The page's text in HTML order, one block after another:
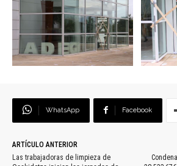
WhatsApp Facebook
ARTÍCULO ANTERIOR
Las trabajadoras de limpieza de